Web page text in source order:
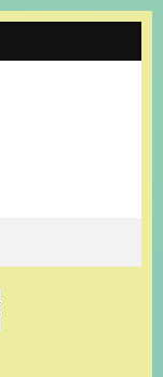
for:
將國際少年運動會